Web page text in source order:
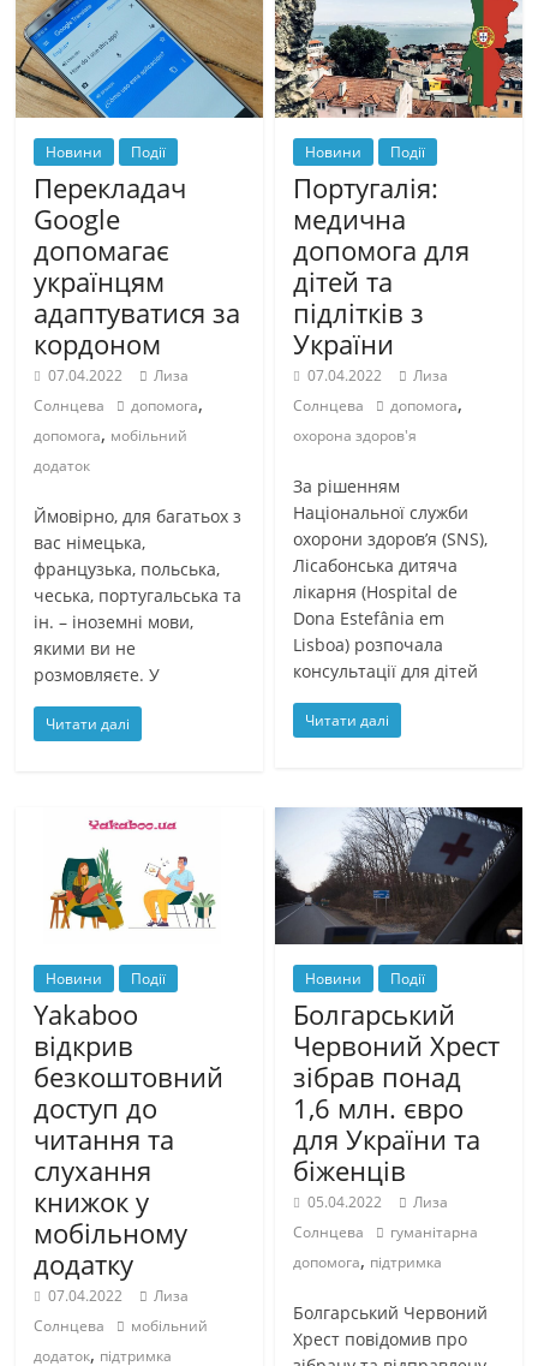
Новини Події
Перекладач
Google
допомагає
українцям
адаптуватися за
кордоном
07.04.2022
Лиза
Солнцева
допомога,
допомога, мобільний
додаток
Ймовірно, для багатьох з
вас німецька,
французька, польська,
чеська, португальська та
ін. – іноземні мови,
якими ви не
розмовляєте. У
Читати далі
Новини Події
Португалія:
медична
допомога для
дітей та
підлітків з
України
07.04.2022
Лиза
Солнцева
допомога,
охорона здоров'я
За рішенням
Національної служби
охорони здоров’я (SNS),
Лісабонська дитяча
лікарня (Hospital de
Dona Estefânia em
Lisboa) розпочала
консультації для дітей
Читати далі
Новини Події
Yakaboo
відкрив
безкоштовний
доступ до
читання та
слухання
книжок у
мобільному
додатку
07.04.2022
Лиза
Солнцева
мобільний
додаток, підтримка
Новини Події
Болгарський
Червоний Хрест
зібрав понад
1,6 млн. євро
для України та
біженців
05.04.2022
Лиза
Солнцева
гуманітарна
допомога, підтримка
Болгарський Червоний
Хрест повідомив про